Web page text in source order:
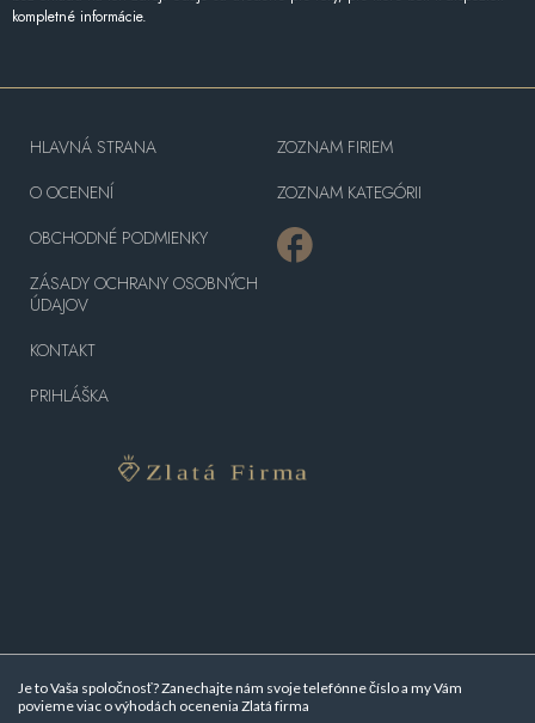
kompletné informácie.
Je to Vaša spoločnosť? Zanechajte nám svoje telefónne číslo a my Vám
povieme viac ovýhodách ocenenia Zlatá firma
HLAVNÁ STRANA
O OCENENÍ
OBCHODNÉ PODMIENKY
ZÁSADY OCHRANY OSOBNÝCH
ÚDAJOV
KONTAKT
PRIHLÁŠKA
ZOZNAM FIRIEM
ZOZNAM KATEGÓRII